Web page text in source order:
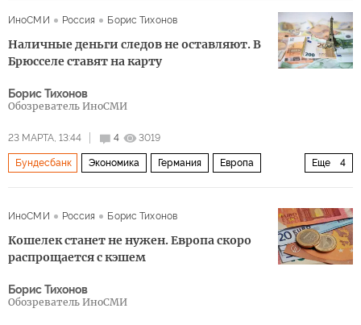
ИноСМИ Россия Борис Тихонов
Наличные деньги следов не оставляют. В
Брюсселе ставят на карту
Борис Тихонов
Обозреватель ИноСМИ
23 МАРТА, 13:44 4 3019
Еще 4
Бундесбанк Экономика Германия Европа
ИноСМИ Россия Борис Тихонов
Кошелек станет не нужен. Европа скоро
распрощается с кэшем
Борис Тихонов
Обозреватель ИноСМИ